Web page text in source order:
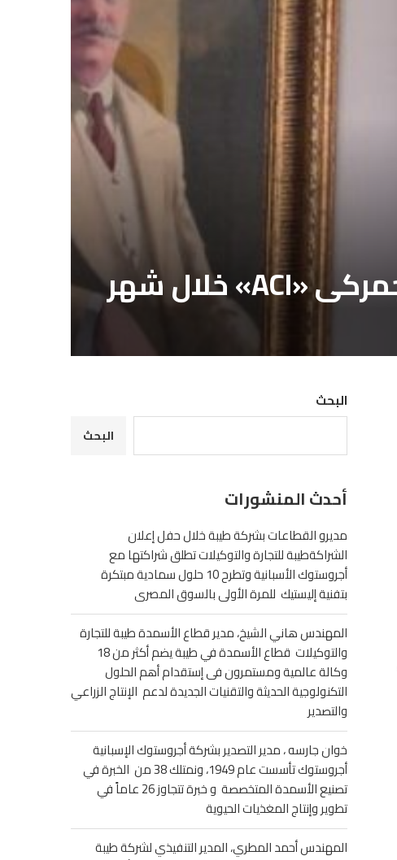
البحث
البحث
أحدث المنشورات
مديرو القطاعات بشركة طيبة خلال حفل إعلان
الشراكةطيبة للتجارة والتوكيلات تطلق شراكتها مع
أجروستوك الأسبانية وتطرح 10 حلول سمادية مبتكرة
بتفنية إليستيك للمرة الأولى بالسوق المصرى
المهندس هاني الشيخ، مدير قطاع الأسمدة طيبة للتجارة
والتوكيلات قطاع الأسمدة في طيبة يضم أكثر من 18
وكالة عالمية ومستمرون فى إستقدام أهم الحلول
التكنولوجية الحديثة والتقنيات الجديدة لدعم الإنتاج الزراعي
والتصدير
خوان جارسه ، مدير التصدير بشركة أجروستوك الإسبانية
أجروستوك تأسست عام 1949، ونمتلك 38 من الخبرة في
تصنيع الأسمدة المتخصصة و خبرة تتجاوز 26 عاماً في
تطوير وإنتاج المغذيات الحيوية
المهندس أحمد المطري، المدير التنفيذي لشركة طيبة